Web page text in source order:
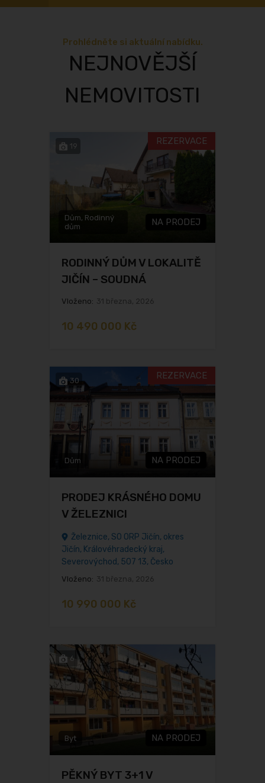
Prohlédněte si aktuální nabídku.
NEJNOVĚJŠÍ
NEMOVITOSTI
19 REZERVACE
Dům, Rodinný
dům
NA PRODEJ
RODINNÝ DŮM V LOKALITĚ
JIČÍN – SOUDNÁ
Vloženo: 31 března, 2026
10 490 000 Kč
30 REZERVACE
Dům NA PRODEJ
PRODEJ KRÁSNÉHO DOMU
V ŽELEZNICI
Železnice, SO ORP Jičín, okres
Jičín, Královéhradecký kraj,
Severovýchod, 507 13, Česko
Vloženo: 31 března, 2026
10 990 000 Kč
6
Byt NA PRODEJ
PĚKNÝ BYT 3+1 V